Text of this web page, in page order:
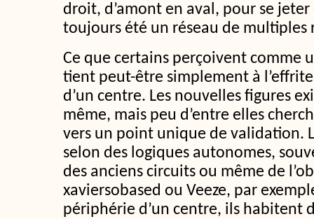
droit, d’amont en aval, pour se jeter
toujours été un réseau de multiples
Ce que certains perçoivent comme
tient peut-être simplement à
d’un centre. Les nouvelles figures
même, mais peu d’entre elles
vers un point unique de validation.
selon des logiques autonomes,
des anciens circuits ou même de
xaviersobased ou Veeze, par
périphérie d’un centre, ils habitent